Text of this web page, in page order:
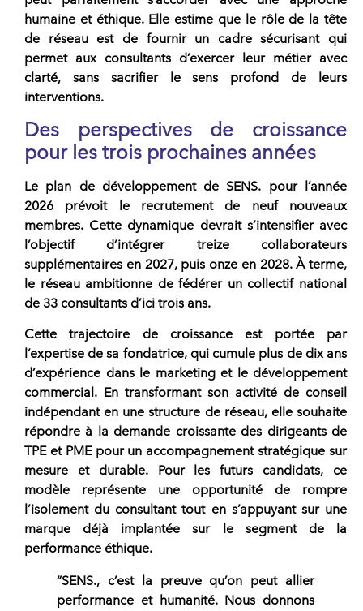
humaine et éthique. Elle estime que le rôle de la tête
de réseauest de fournir un cadre sécurisant qui
permet aux consultants d’exercer leur métier avec
clarté, sans sacrifier le sens profond de leurs
interventions.
Des perspectives de croissance
pour les trois prochaines années
Le plan de développement deSENS. pour l’année
2026 prévoit le recrutement de neuf nouveaux
membres. Cette dynamique devrait s’intensifier avec
l’objectif d’intégrer treize collaborateurs
supplémentaires en 2027, puis onze en 2028. À terme,
le réseauambitionne de fédérer un collectif national
de 33 consultants d’ici trois ans.
Cette trajectoire de croissance est portée par
l’expertise de sa fondatrice, qui cumule plus de dix ans
d’expérience dans le marketing et le développement
commercial. En transformant son activité de conseil
indépendant en une structure de réseau, elle souhaite
répondre à la demande croissante des dirigeants de
TPE et PME pour un accompagnement stratégique sur
mesure et durable. Pour les futurs candidats, ce
modèle représente une opportunité de rompre
l’isolement du consultant tout en s’appuyant sur une
marque déjà implantée sur le segment de la
performance éthique.
“SENS., c’est la preuve qu’on peut allier
performance et humanité. Nous donnons